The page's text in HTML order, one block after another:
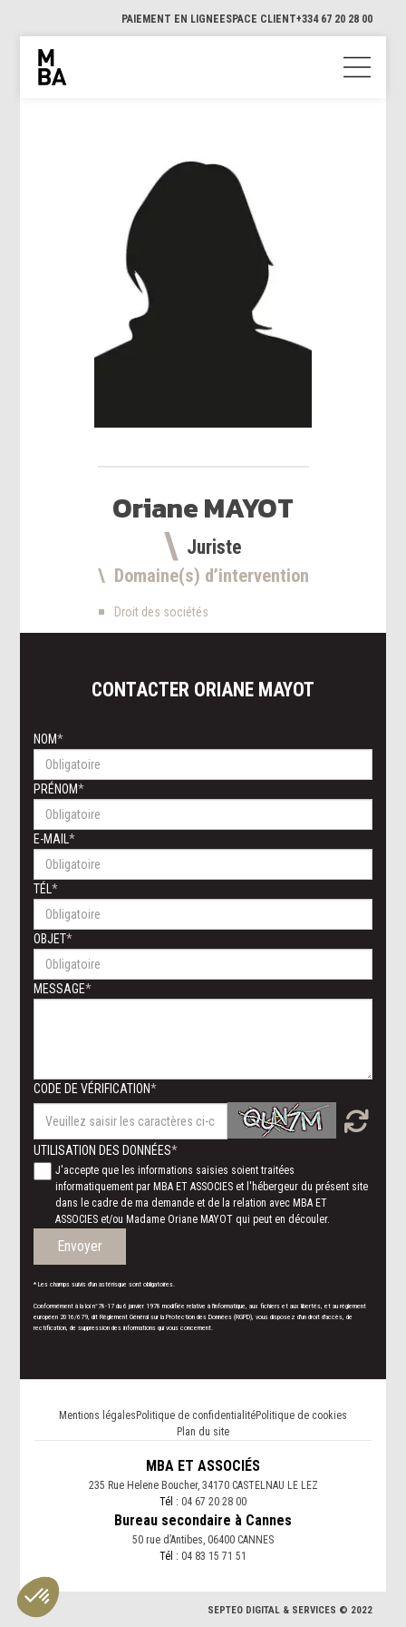
PAIEMENT EN LIGNEESPACE CLIENT+334 67 20 28 00
OrianeMAYOT
Juriste
Domaine(s) d’intervention
Droit des sociétés
CONTACTER ORIANE MAYOT
NOM
PRÉNOM
E-MAIL
TÉL
OBJET
MESSAGE
CODE DE VÉRIFICATION
UTILISATION DES DONNÉES
J'accepte que les informations saisies soient traitées
informatiquement par MBA ET ASSOCIES et l'hébergeur du présent site
dans le cadre de ma demande et de la relation avec MBA ET
ASSOCIES et/ou Madame Oriane MAYOT qui peut en découler.
Envoyer
* Les champs suivis d'un astérisque sont obligatoires.
Conformément à la loi n°78-17 du 6 janvier 1978 modifiée relative à l'informatique, aux fichiers et aux libertés, et au règlement
européen 2016/679, dit Règlement Général sur la Protection des Données (RGPD), vous disposez d'un droit d'accès, de
rectification, de suppression des informations qui vous concernent.
Mentions légalesPolitique de confidentialitéPolitique de cookies
Plan du site
MBA ET ASSOCIÉS
235 Rue Helene Boucher, 34170 CASTELNAU LE LEZ
Tél : 04 67 20 28 00
Bureau secondaire à Cannes
50 rue d’Antibes, 06400 CANNES
Tél : 04 83 15 71 51
SEPTEO DIGITAL & SERVICES © 2022